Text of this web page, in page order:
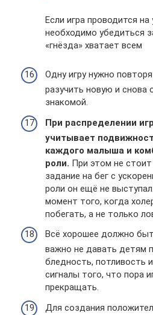
Если игра проводится на
необходимо убедиться
«гнёзда» хватает всем
Одну игру нужно
разучить новую и снова
знакомой.
При распределении
учитывает
каждого малыша и
роли. При этом не
задание на бег с
роли он ещё не
момент того, когда
побегать, а не только
Всё хорошее должно
важно не давать детям
бледность, потливость
сигналы того, что пора
прекращать.
Для создания